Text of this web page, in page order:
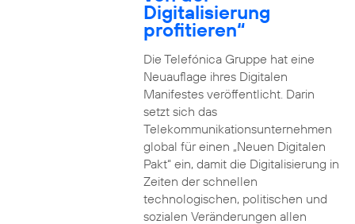
Digitalisierung
profitieren“
Die Telefónica Gruppe hat eine
Neuauflage ihres Digitalen
Manifestes veröffentlicht. Darin
setzt sich das
Telekommunikationsunternehmen
global für einen „Neuen Digitalen
Pakt“ ein, damit die Digitalisierung in
Zeiten der schnellen
technologischen, politischen und
sozialen Veränderungen allen